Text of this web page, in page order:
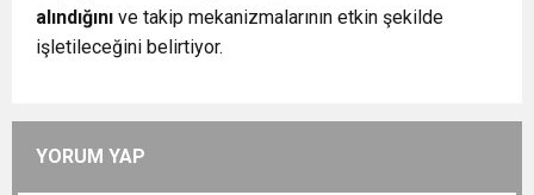
alındığını ve takip mekanizmalarının etkin şekilde
işletileceğini belirtiyor.
YORUM YAP